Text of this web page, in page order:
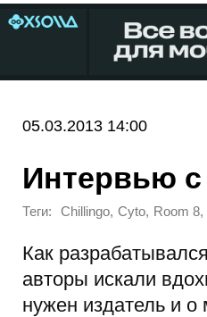
05.03.2013 14:00
Интервью с
Теги: Chillingo, Cyto, Room 8,
Как
авторы искали
нужен издатель и о